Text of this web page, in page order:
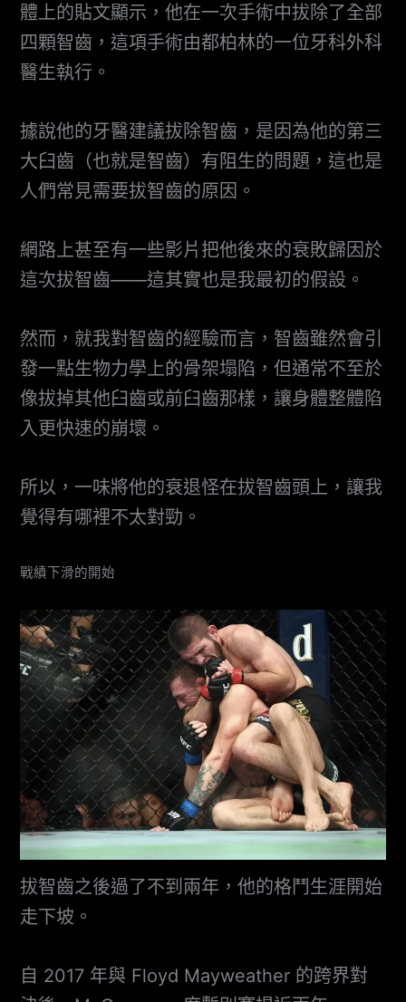
體上的貼文顯示，他在一次手術中拔除了全部
四顆智齒，這項手術由都柏林的一位牙科外科
醫生執行。
據說他的牙醫建議拔除智齒，是因為他的第三
大臼齒（也就是智齒）有阻生的問題，這也是
人們常見需要拔智齒的原因。
網路上甚至有一些影片把他後來的衰敗歸因於
這次拔智齒——這其實也是我最初的假設。
然而，就我對智齒的經驗而言，智齒雖然會引
發一點生物力學上的骨架塌陷，但通常不至於
像拔掉其他臼齒或前臼齒那樣，讓身體整體陷
入更快速的崩壞。
所以，一味將他的衰退怪在拔智齒頭上，讓我
覺得有哪裡不太對勁。
戰績下滑的開始
拔智齒之後過了不到兩年，他的格鬥生涯開始
走下坡。
自 2017 年與 Floyd Mayweather 的跨界對